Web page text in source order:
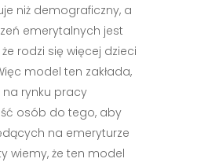
niż demograficzny, a
emerytalnych jest
rodzi się więcej dzieci
model ten zakłada,
na rynku pracy
osób do tego, aby
na emeryturze
wiemy, że ten model